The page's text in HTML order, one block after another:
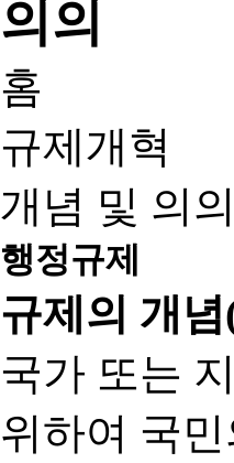
홈
규제개혁
개념 및 의의
행정규제
규제의 개
국가 또는
위하여 국